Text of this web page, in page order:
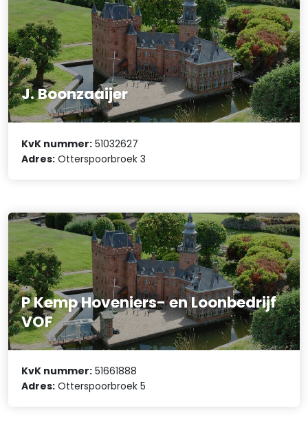
J. Boonzaaijer
KvK nummer: 51032627
Adres: Otterspoorbroek 3
P Kemp Hoveniers- en Loonbedrijf
VOF
KvK nummer: 51661888
Adres: Otterspoorbroek 5